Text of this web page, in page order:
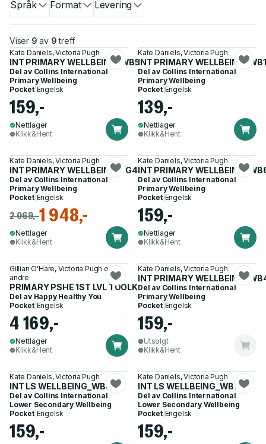
Språk Format Levering
Viser 9 av 9 treff
Kate Daniels, Victoria Pugh
INT PRIMARY WELLBEING_WB5
Del av Collins International
Primary Wellbeing
Pocket| Engelsk
159,-
Nettlager
Klikk&Hent
Kate Daniels, Victoria Pugh
INT PRIMARY WELLBEING_WB1
Del av Collins International
Primary Wellbeing
Pocket| Engelsk
139,-
Nettlager
Klikk&Hent
Kate Daniels, Victoria Pugh
INT PRIMARY WELLBEING_TG4-6
Del av Collins International
Primary Wellbeing
Pocket| Engelsk
2 069,-1 948,-
Nettlager
Klikk&Hent
Kate Daniels, Victoria Pugh
INT PRIMARY
Del av Collins International
Primary Wellbeing
Pocket| Engelsk
159,-
Nettlager
Klikk&Hent
Gillian O'Hare, Victoria Pugh og 2
andre
PRIMARY PSHE 1ST LVL TOOLKIT
Del av Happy Healthy You
Pocket| Engelsk
4 169,-
Nettlager
Klikk&Hent
Kate Daniels, Victoria Pugh
INT PRIMARY
Del av Collins International
Primary Wellbeing
Pocket| Engelsk
159,-
Utsolgt
Klikk&Hent
Kate Daniels, Victoria Pugh
INT LS WELLBEING_WB8
Del av Collins International
Lower Secondary Wellbeing
Pocket| Engelsk
159,-
Kate Daniels, Victoria Pugh
INT LS WELLBEING_WB7
Del av Collins International
Lower Secondary Wellbeing
Pocket| Engelsk
159,-